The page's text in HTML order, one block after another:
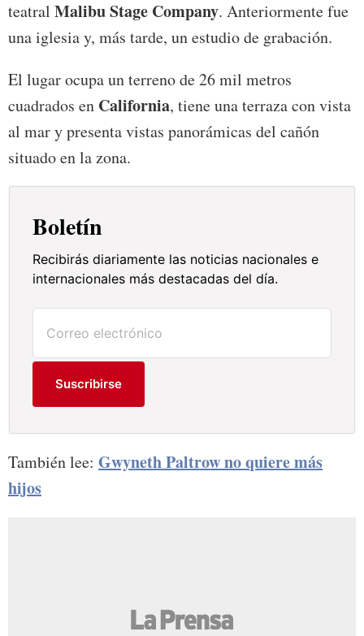
teatral Malibu Stage Company. Anteriormente fue
una iglesia y, más tarde, un estudio de grabación.
El lugar ocupa un terreno de 26 mil metros
cuadrados en California, tiene una terraza con vista
al mar y presenta vistas panorámicas del cañón
situado en la zona.
Boletín
Recibirás diariamente las noticias nacionales e
internacionales más destacadas del día.
Suscribirse
También lee: Gwyneth Paltrow no quiere más
hijos